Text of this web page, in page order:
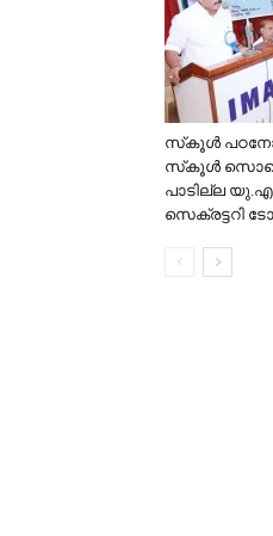
സ്‌കൂള്‍
സ്‌കൂള്‍
പാടില്ല
സെക്രട്ടറി